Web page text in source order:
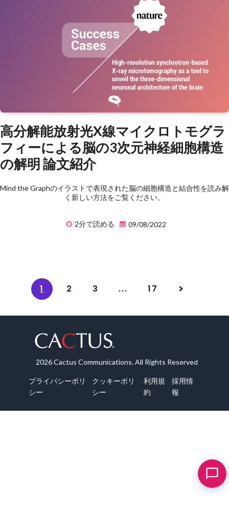
高分解能放射光X線マイクロトモグラ
フィーによる脳の3次元神経細胞構造
の解明 論文紹介
Mind the Graphのイラストで表現された脳の細胞構造と結合性を読み解
く新しい方法をご覧ください。
2分で読める 09/08/2022
1 2 3 ... 17
2026 Cactus Communications. All Rights Reserved
プライバシーポリ
シー
クッキーポリ
シー
利用規
約
採用情
報